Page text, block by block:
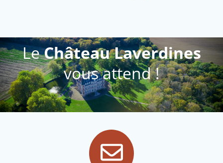
LeChâteau Laverdines
vous attend !